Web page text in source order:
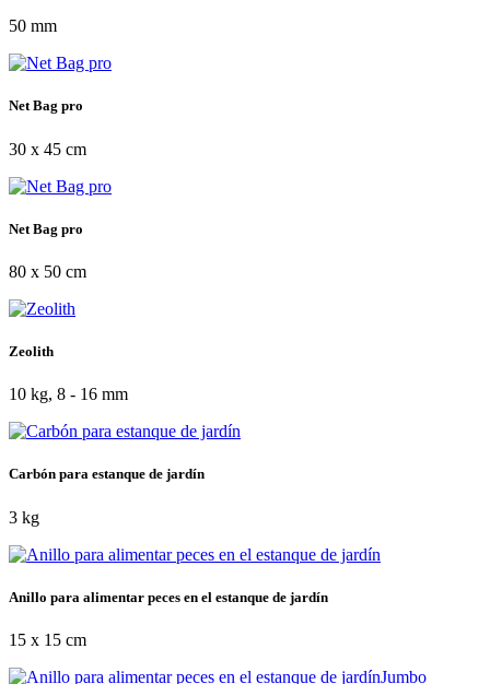
50 mm
Net Bag pro
30 x 45 cm
Net Bag pro
80 x 50 cm
Zeolith
10 kg, 8 - 16 mm
Carbón para estanque de jardín
3 kg
Anillo para alimentar peces en el estanque de jardín
15 x 15 cm